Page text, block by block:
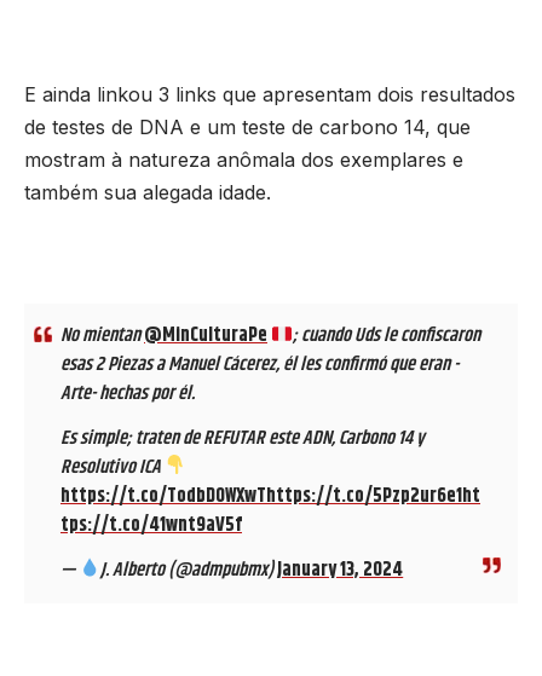
E ainda linkou 3 links que apresentam dois resultados
de testes de DNA e um teste de carbono 14, que
mostram à natureza anômala dos exemplares e
também sua alegada idade.
No mientan@MinCulturaPe
; cuando Uds le confiscaron
esas 2 Piezas a Manuel Cácerez, él les confirmó que eran -
Arte- hechas por él.
Es simple; traten de REFUTAR este ADN, Carbono 14 y
Resolutivo ICA
https://t.co/TodbD0WXwThttps://t.co/5Pzp2ur6e1ht
tps://t.co/41wnt9aV5f
—
J. Alberto (@admpubmx)January 13, 2024